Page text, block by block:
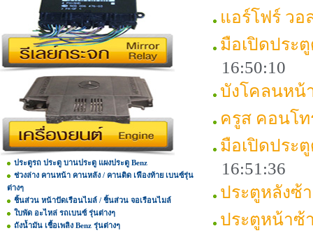
ประตูรถ ประตู บานประตู แผงประตู Benz
ช่วงล่าง คานหน้า คานหลัง / คานติด เฟืองท้าย เบนซ์รุ่น
ต่างๆ
ชิ้นส่วน หน้าปัดเรือนไมล์ / ชิ้นส่วน จอเรือนไมล์
ใบพัด อะไหล่ รถเบนซ์ รุ่นต่างๆ
ถังน้ำมัน เชื้อเพลิง Benz รุ่นต่างๆ
แอร์โฟร์ วอ
มือเปิดประ
16:50:10
บังโคลนหน้
ครูส คอนโท
มือเปิดประ
16:51:36
ประตูหลังซ้
ประตูหน้าซ้